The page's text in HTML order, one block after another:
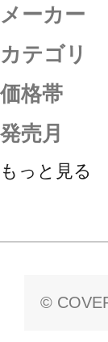
メーカー
カテゴリ
価格帯
発売月
もっと見る
©